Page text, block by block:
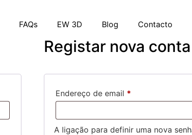
FAQs EW 3D Blog Contacto
Registar nova conta
Endereço de email *
A ligação para definir uma nova